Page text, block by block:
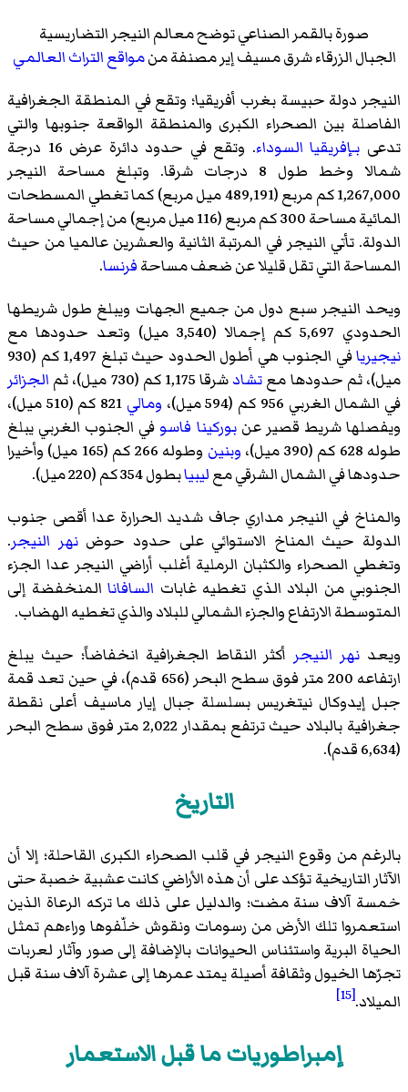
صورة بالقمر الصناعي توضح معالم النيجر التضاريسية
الجبال الزرقاء شرقمسيف إيرمصنفة منمواقع التراث العالمي
النيجر دولة حبيسة بغرب أفريقيا؛ وتقع في المنطقة الجغرافية
الفاصلة بين الصحراء الكبرى والمنطقة الواقعة جنوبها والتي
تدعى بـإفريقيا السوداء
. وتقع في حدود دائرة عرض 16 درجة
شمالا وخط طول 8 درجات شرقا. وتبلغ مساحة النيجر
1,267,000 كم مربع (489,191 ميل مربع) كما تغطي المسطحات
المائية مساحة 300 كم مربع (116 ميل مربع) من إجمالي مساحة
الدولة. تأتي النيجر في المرتبة الثانية والعشرين عالميا من حيث
المساحة التي تقل قليلا عن ضعف مساحةفرنسا.
ويحد النيجر سبع دول من جميع الجهات ويبلغ طول شريطها
الحدودي 5,697 كم إجمالا (3,540 ميل) وتعد حدودها مع
نيجيريا
في الجنوب هي أطول الحدود حيث تبلغ 1,497 كم (930
ميل)، ثم حدودها معتشادشرقا 1,175 كم (730 ميل)، ثم
الجزائر
في الشمال الغربي 956 كم (594 ميل)،
ومالي
821 كم (510 ميل)،
ويفصلها شريط قصير عنبوركينا فاسو في الجنوب الغربي يبلغ
طوله 628 كم (390 ميل)،
وبنين
وطوله 266 كم (165 ميل) وأخيرا
حدودها في الشمال الشرقي معليبيابطول 354 كم (220 ميل).
والمناخ في النيجر مداري جاف شديد الحرارة عدا أقصى جنوب
الدولة حيث المناخ الاستوائي على حدود حوضنهر النيجر.
وتغطي الصحراء والكثبان الرملية أغلب أراضي النيجر عدا الجزء
الجنوبي من البلاد الذي تغطيه غابات السافانا المنخفضة إلى
المتوسطة الارتفاع والجزء الشمالي للبلاد والذي تغطيه الهضاب.
ويعد نهر النيجر أكثر النقاط الجغرافية انخفاضاً؛ حيث يبلغ
ارتفاعه 200 متر فوق سطح البحر (656 قدم)، في حين تعد قمة
جبل إيدوكال نيتغريس بسلسلة جبال إيار ماسيف أعلى نقطة
جغرافية بالبلاد حيث ترتفع بمقدار 2,022 متر فوق سطح البحر
(6,634 قدم).
التاريخ
بالرغم من وقوع النيجر في قلب الصحراء الكبرى القاحلة؛ إلا أن
الآثار التاريخية تؤكد على أن هذه الأراضي كانت عشبية خصبة حتى
خمسة آلاف سنة مضت؛ والدليل على ذلك ما تركه الرعاة الذين
استعمروا تلك الأرض من رسومات ونقوش خلّفوها وراءهم تمثل
الحياة البرية واستئناس الحيوانات بالإضافة إلى صور وآثار لعربات
تجرّها الخيول وثقافة أصيلة يمتد عمرها إلى عشرة آلاف سنة قبل
الميلاد.[15]
إمبراطوريات ما قبل الاستعمار